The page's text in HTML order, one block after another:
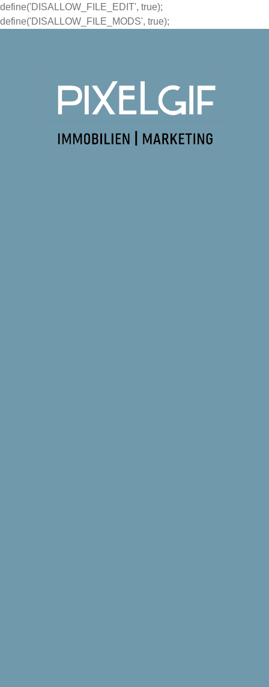
define('DISALLOW_FILE_EDIT', true);
define('DISALLOW_FILE_MODS', true);